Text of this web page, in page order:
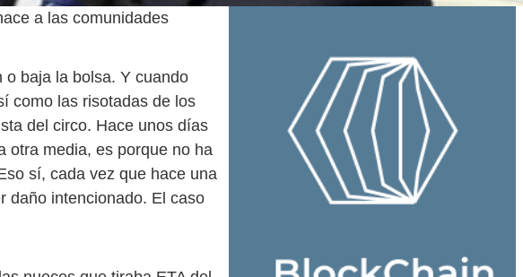
a las comunidades
o baja la bolsa. Y cuando
como las risotadas de los
del circo. Hace unos días
otra media, es porque no ha
sí, cada vez que hace una
daño intencionado. El caso